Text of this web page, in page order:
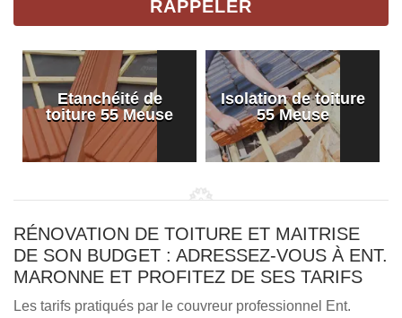
Etanchéité de
toiture 55 Meuse
Isolation de toiture
55 Meuse
RÉNOVATION DE TOITURE ET MAITRISE
DE SON BUDGET : ADRESSEZ-VOUS À ENT.
MARONNE ET PROFITEZ DE SES TARIFS
Les tarifs pratiqués par le couvreur professionnel Ent.